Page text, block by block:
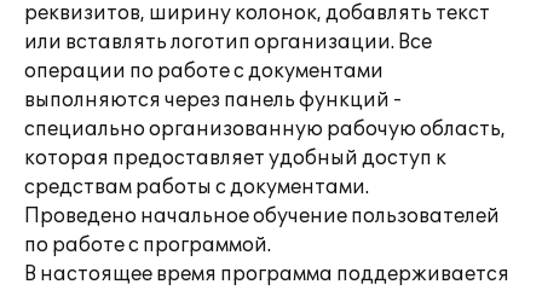
реквизитов, ширину колонок, добавлять текст
или вставлять логотип организации. Все
операции по работе с документами
выполняются через панель функций -
специально организованную рабочую область,
которая предоставляет удобный доступ к
средствам работы с документами.
Проведено начальное обучение пользователей
по работе с программой.
В настоящее время программа поддерживается